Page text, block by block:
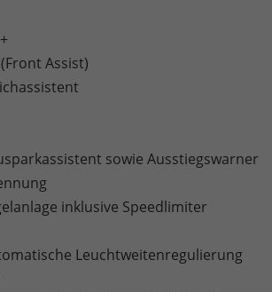
Assist)
sowie Ausstiegswarner
inklusive Speedlimiter
Leuchtweitenregulierung